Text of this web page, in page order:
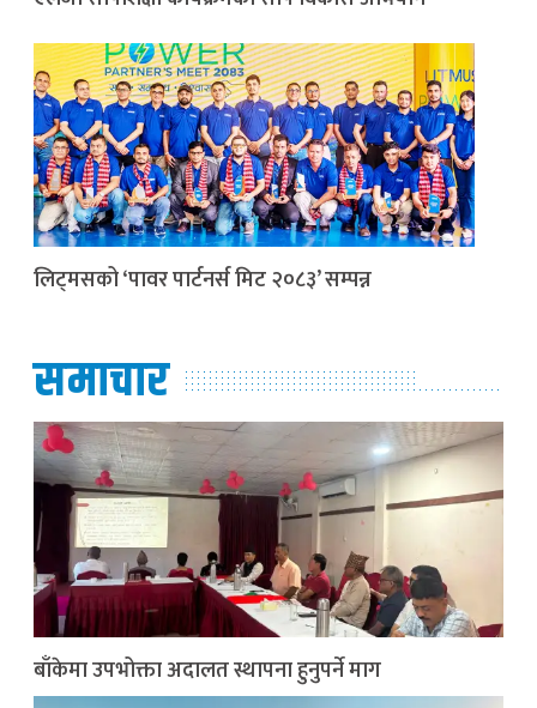
लिट्मसको ‘पावर पार्टनर्स मिट २०८३’ सम्पन्न
समाचार
बाँकेमा उपभोक्ता अदालत स्थापना हुनुपर्ने माग